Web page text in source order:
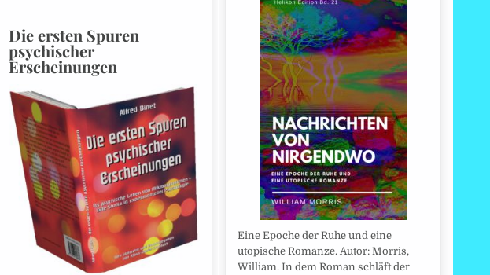
Die ersten Spuren
psychischer
Erscheinungen
Eine Epoche der Ruhe und eine
utopische Romanze. Autor: Morris,
William. In dem Roman schläft der